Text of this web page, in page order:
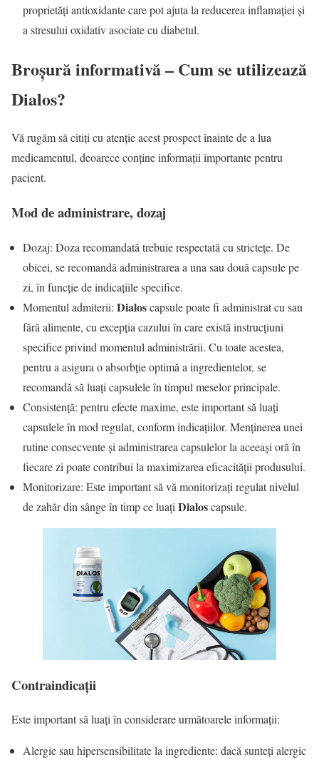
proprietăți antioxidante care pot ajuta la reducerea inflamației și
a stresului oxidativ asociate cu diabetul.
Broșură informativă – Cum se utilizează
Dialos?
Vă rugăm să citiți cu atenție acest prospect înainte de a lua
medicamentul, deoarece conține informații importante pentru
pacient.
Mod de administrare, dozaj
Dozaj: Doza recomandată trebuie respectată cu strictețe. De
obicei, se recomandă administrarea a una sau două capsule pe
zi, în funcție de indicațiile specifice.
Momentul admiterii: Dialoscapsule poate fi administrat cu sau
fără alimente, cu excepția cazului în care există instrucțiuni
specifice privind momentul administrării. Cu toate acestea,
pentru a asigura o absorbție optimă a ingredientelor, se
recomandă să luați capsulele în timpul meselor principale.
Consistență: pentru efecte maxime, este important să luați
capsulele în mod regulat, conform indicațiilor. Menținerea unei
rutine consecvente și administrarea capsulelor la aceeași oră în
fiecare zi poate contribui la maximizarea eficacității produsului.
Monitorizare: Este important să vă monitorizați regulat nivelul
de zahăr din sânge în timp ce luați Dialoscapsule.
Contraindicații
Este important să luați în considerare următoarele informații:
Alergie sau hipersensibilitate la ingrediente: dacă sunteți alergic